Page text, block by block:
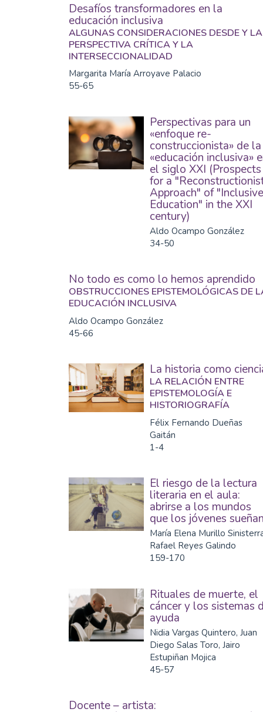
Desafíos transformadores en la
educación inclusiva
ALGUNAS CONSIDERACIONES DESDE Y LA
PERSPECTIVA CRÍTICA Y LA
INTERSECCIONALIDAD
Margarita María Arroyave Palacio
55-65
Perspectivas para un
«enfoque re-
construccionista» de la
«educación inclusiva»
el siglo XXI (Prospects
for a
Approach" of "Inclusive
Education" in the XXI
century)
Aldo Ocampo González
34-50
No todo es como lo hemos aprendido
OBSTRUCCIONES EPISTEMOLÓGICAS DE
EDUCACIÓN INCLUSIVA
Aldo Ocampo González
45-66
La historia como
LA RELACIÓN ENTRE
EPISTEMOLOGÍA E
HISTORIOGRAFÍA
Félix Fernando Dueñas
Gaitán
1-4
El riesgo de la lectura
literaria en el aula:
abrirse a los mundos
que los jóvenes sueñan
María Elena Murillo
Rafael Reyes Galindo
159-170
Rituales de muerte, el
cáncer y los sistemas
ayuda
Nidia Vargas Quintero, Juan
Diego Salas Toro, Jairo
Estupiñan Mojica
45-57
Docente – artista: